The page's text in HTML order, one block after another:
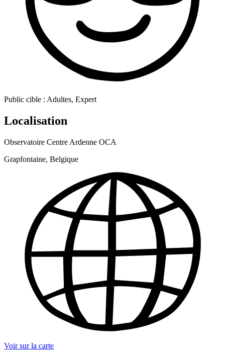
Public cible : Adultes, Expert
Localisation
Observatoire Centre Ardenne OCA
Grapfontaine, Belgique
Voir sur la carte